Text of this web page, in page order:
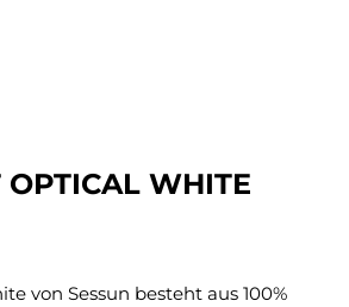
OPTICAL WHITE
von Sessun besteht aus 100%